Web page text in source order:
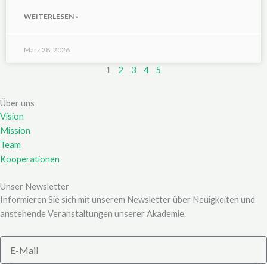
WEITERLESEN »
März 28, 2026
1 2 3 4 5
Über uns
Vision
Mission
Team
Kooperationen
Unser Newsletter
Informieren Sie sich mit unserem Newsletter über Neuigkeiten und
anstehende Veranstaltungen unserer Akademie.
Mail